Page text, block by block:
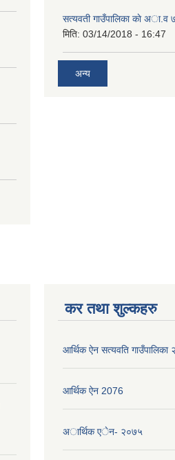
सत्यवती गाउँपालिका काे अा‍.व
मिति: 03/14/2018 - 16:47
अन्य
कर तथा शुल्कहरु
आर्थिक ऐन सत्यवति गाउँपालिका
आर्थिक ऐन 2076
अार्थिक एेन- २०७५